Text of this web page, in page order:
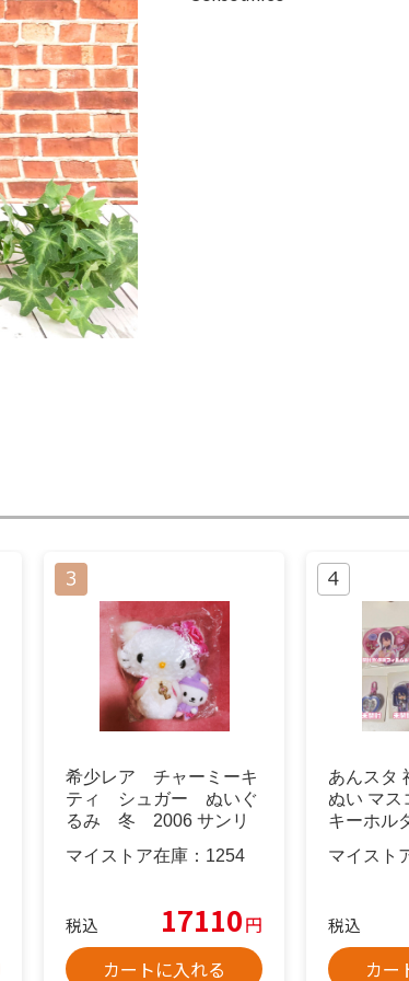
希少レア チャーミーキ
ティ シュガー ぬいぐ
るみ 冬 2006 サンリ
マイストア在庫： 1254
税込 17110円
カートに入れる
あんスタ
ぬい マス
キーホル
マイスト
税込
カー